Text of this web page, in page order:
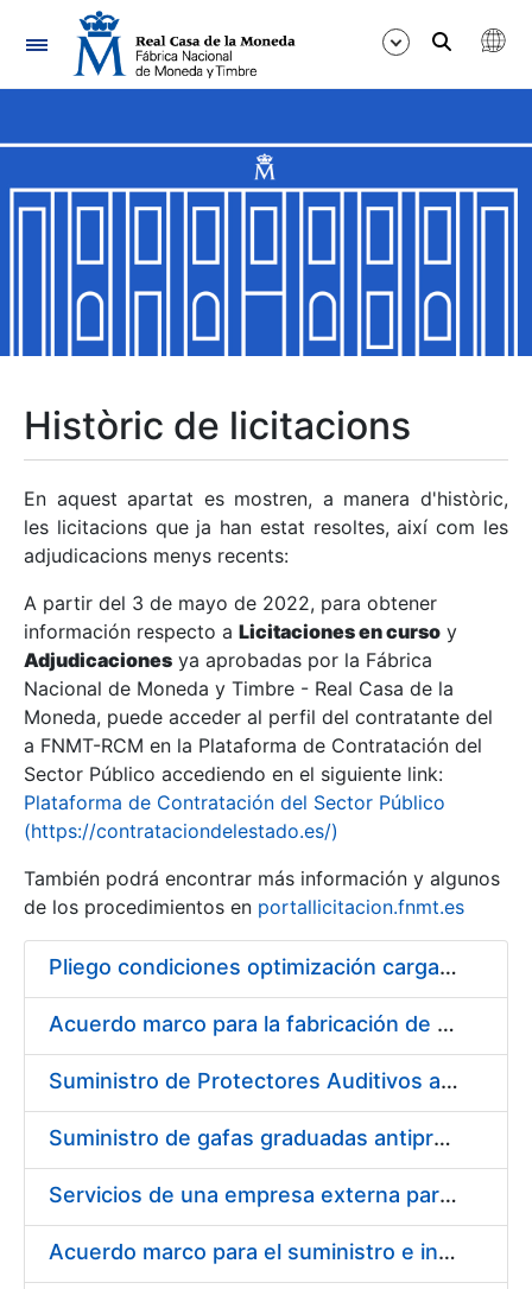
Navegació
Mostra/Amaga
Mostra/Amaga
Mostra/Amaga
Mostra/Amaga
Mostra/Amaga
Mostra/Amaga
Històric de licitacions
En aquest apartat es mostren, a manera d'històric,
les licitacions que ja han estat resoltes, així com les
adjudicacions menys recents:
A partir del 3 de mayo de 2022, para obtener
información respecto a Licitaciones en curso y
Adjudicaciones ya aprobadas por la Fábrica
Nacional de Moneda y Timbre - Real Casa de la
Moneda, puede acceder al perfil del contratante del
a FNMT-RCM en la Plataforma de Contratación del
Sector Público accediendo en el siguiente link:
Plataforma de Contratación del Sector Público
(https://contrataciondelestado.es/)
También podrá encontrar más información y algunos
de los procedimientos en portallicitacion.fnmt.es
Pliego condiciones optimización cargas compras firmado
Acuerdo marco para la fabricación de piezas
Suministro de Protectores Auditivos a medida para las personas trabajadoras de los Centros de Trabajo de Madrid y Burgos
Suministro de gafas graduadas antiproyecciones para los trabajadores de la FNMT-RCM en los centros de trabajo de Madrid y Burgos
Servicios de una empresa externa para el asesoramiento y resolución de los recursos de alzada que se presentan relacionados con procesos de selección para la FNMT-RCM
Acuerdo marco para el suministro e instalación de persianas, estores y otros complementos